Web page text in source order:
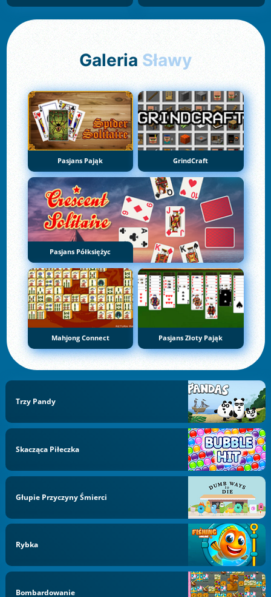
Galeria Sławy
Pasjans Pająk GrindCraft
Pasjans Półksiężyc
Mahjong Connect Pasjans Złoty Pająk
Trzy Pandy
Skacząca Piłeczka
Głupie Przyczyny Śmierci
Rybka
Bombardowanie